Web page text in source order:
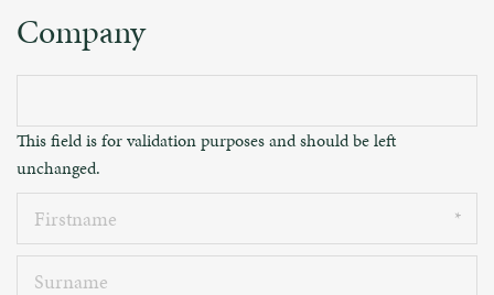
Company
This field is for validation purposes and should be left
unchanged.
Firstname
Surname